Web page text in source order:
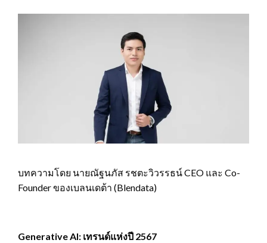
บทความโดย นายณัฐนภัส รชตะวิวรรธน์ CEO และ Co-
Founder ของเบลนเดต้า (Blendata)
Generative AI: เทรนด์แห่งปี 2567